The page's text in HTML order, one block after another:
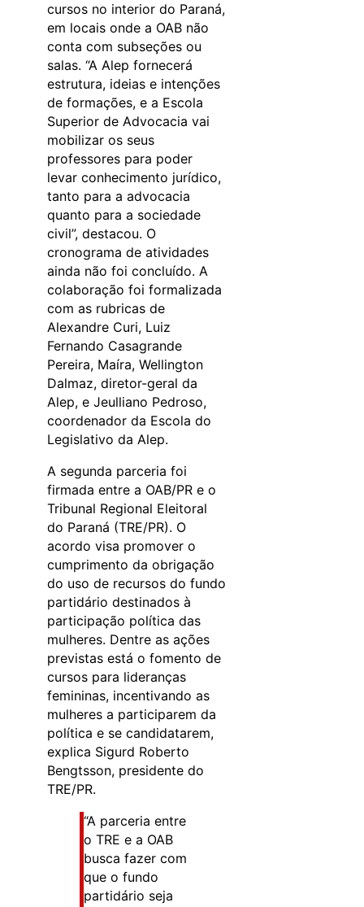
cursos no interior do Paraná,
em locais onde a OAB não
conta com subseções ou
salas. “A Alep fornecerá
estrutura, ideias e intenções
de formações, e a Escola
Superior de Advocacia vai
mobilizar os seus
professores para poder
levar conhecimento jurídico,
tanto para a advocacia
quanto para a sociedade
civil”, destacou. O
cronograma de atividades
ainda não foi concluído. A
colaboração foi formalizada
com as rubricas de
Alexandre Curi, Luiz
Fernando Casagrande
Pereira, Maíra, Wellington
Dalmaz, diretor-geral da
Alep, e Jeulliano Pedroso,
coordenador da Escola do
Legislativo da Alep.
A segunda parceria foi
firmada entre a OAB/PR e o
Tribunal Regional Eleitoral
do Paraná (TRE/PR). O
acordo visa promover o
cumprimento da obrigação
do uso de recursos do fundo
partidário destinados à
participação política das
mulheres. Dentre as ações
previstas está o fomento de
cursos para lideranças
femininas, incentivando as
mulheres a participarem da
política e se candidatarem,
explica Sigurd Roberto
Bengtsson, presidente do
TRE/PR.
“A parceria entre
o TRE e a OAB
busca fazer com
que o fundo
partidário seja